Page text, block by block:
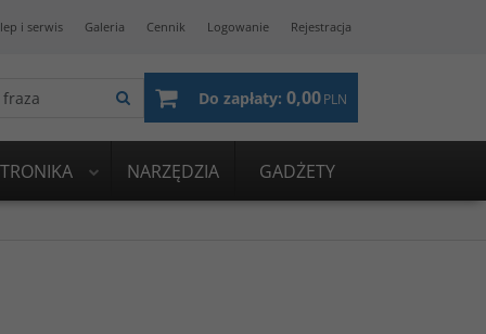
i serwis Galeria Cennik Logowanie Rejestracja
Do zapłaty: 0,00PLN
NARZĘDZIA GADŻETY